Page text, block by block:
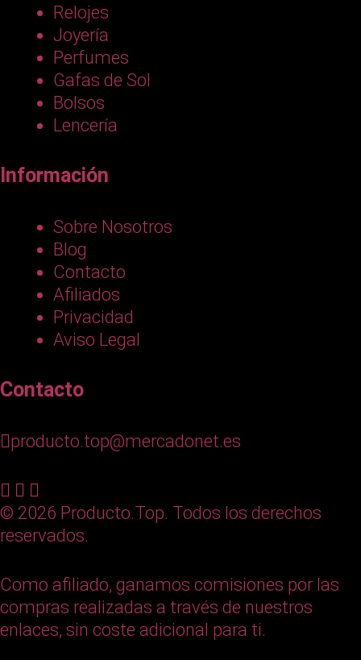
Relojes
Joyería
Perfumes
Gafas de Sol
Bolsos
Lencería
Información
Sobre Nosotros
Blog
Contacto
Afiliados
Privacidad
Aviso Legal
Contacto
producto.top@mercadonet.es
© 2026 Producto.Top. Todos los derechos
reservados.
Como afiliado, ganamos comisiones por las
compras realizadas a través de nuestros
enlaces, sin coste adicional para ti.